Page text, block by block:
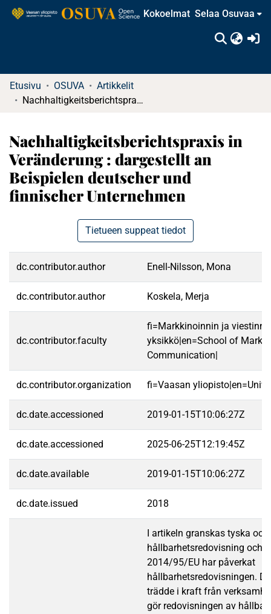
Kokoelmat Selaa Osuvaa
Etusivu OSUVA
Artikkelit
Nachhaltigkeitsberichtspraxis in Veränderung : dargestellt an Beispielen deutscher und finnischer Unternehmen
Nachhaltigkeitsberichtspraxis in
Veränderung : dargestellt an
Beispielen deutscher und
finnischer Unternehmen
Tietueen suppeat tiedot
dc.contributor.author Enell-Nilsson, Mona
dc.contributor.author Koskela, Merja
dc.contributor.faculty
fi=Markkinoinnin ja
yksikkö|en=School of
Communication|
dc.contributor.organization fi=Vaasan
dc.date.accessioned 2019-01-15T10:06:27Z
dc.date.accessioned 2025-06-25T12:19:45Z
dc.date.available 2019-01-15T10:06:27Z
dc.date.issued 2018
I artikeln granskas tyska
hållbarhetsredovisning och
2014/95/EU har påverkat
hållbarhetsredovisningen.
trädde i kraft från
gör redovisningen av